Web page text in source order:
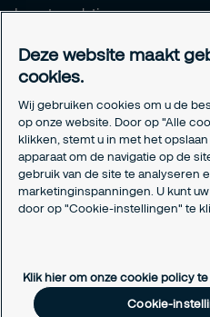
Investor relations
Certificeringen
Aanmeldformulieren
Juridisch
Privacyverklaring
Algemene voorwaarden
Responsible disclosure
Cookie-instellingen
Deze website maakt
cookies.
Wij gebruiken cookies om u de
op onze website. Door op "Alle
klikken, stemt u in met het
apparaat om de navigatie op de
gebruik van de site te analyseren
marketinginspanningen. U kunt
door op "Cookie-instellingen" te
Klik hier om onze cookie policy
Cookie-